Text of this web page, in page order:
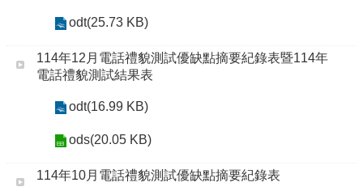
odt(25.73 KB)
114年12月電話禮貌測試優缺點摘要紀錄表暨114年
電話禮貌測試結果表
odt(16.99 KB)
ods(20.05 KB)
114年10月電話禮貌測試優缺點摘要紀錄表